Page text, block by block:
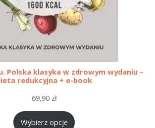
Polska klasyka w zdrowym wydaniu –
redukcyjna + e-book
69,90 zł
Wybierz opcje